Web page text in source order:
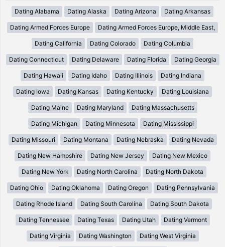
Dating Alabama Dating Alaska Dating Arizona Dating Arkansas
Dating Armed Forces Europe Dating Armed Forces Europe, Middle East,
Dating California Dating Colorado Dating Columbia
Dating Connecticut Dating Delaware Dating Florida Dating Georgia
Dating Hawaii Dating Idaho Dating Illinois Dating Indiana
Dating Iowa Dating Kansas Dating Kentucky Dating Louisiana
Dating Maine Dating Maryland Dating Massachusetts
Dating Michigan Dating Minnesota Dating Mississippi
Dating Missouri Dating Montana Dating Nebraska Dating Nevada
Dating New Hampshire Dating New Jersey Dating New Mexico
Dating New York Dating North Carolina Dating North Dakota
Dating Ohio Dating Oklahoma Dating Oregon Dating Pennsylvania
Dating Rhode Island Dating South Carolina Dating South Dakota
Dating Tennessee Dating Texas Dating Utah Dating Vermont
Dating Virginia Dating Washington Dating West Virginia